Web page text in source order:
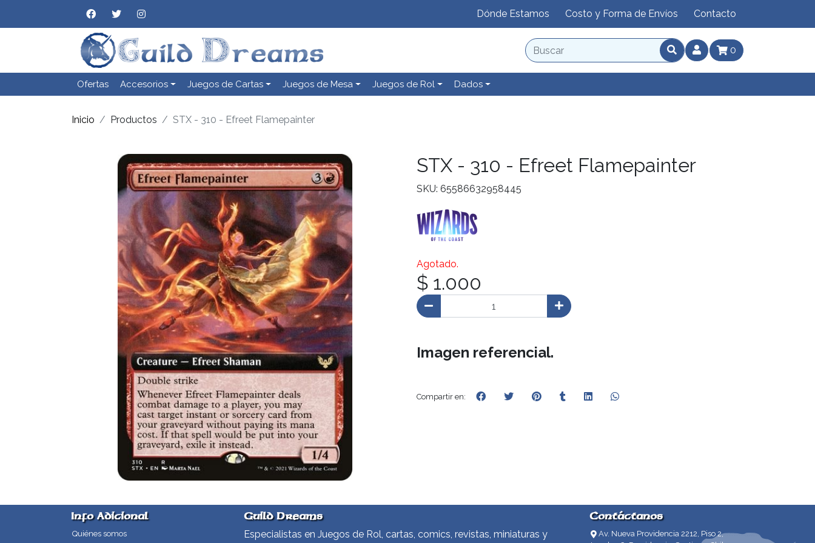
Dónde Estamos Costo y Forma de Envíos Contacto
0
Ofertas Accesorios Juegos de Cartas Juegos de Mesa Juegos de Rol Dados
Inicio Productos STX - 310 - Efreet Flamepainter
STX - 310 - Efreet Flamepainter
SKU: 65586632958445
Agotado.
$ 1.000
Imagen referencial.
Compartir en:
Info Adicional
Quiénes somos
Guild Dreams
Especialistas en Juegos de Rol, cartas, comics, revistas, miniaturas y
Contáctanos
Av. Nueva Providencia 2212, Piso 2,